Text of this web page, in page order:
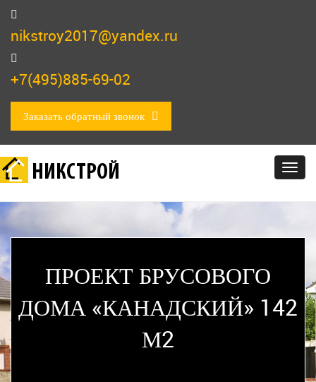
nikstroy2017@yandex.ru
+7(495)885-69-02
Заказать обратный звонок
НИКСТРОЙ
ПРОЕКТ БРУСОВОГО
ДОМА «КАНАДСКИЙ» 142
М2